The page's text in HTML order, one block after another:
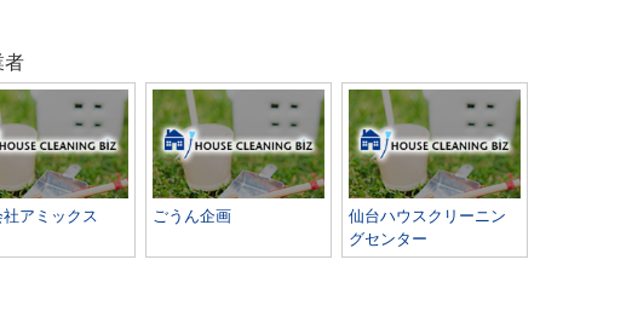
者
アミックス ごうん企画
仙台ハウスクリーニン
グセンター